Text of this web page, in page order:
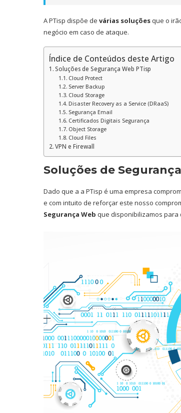
A PTisp dispõe de várias soluçõesque o
negócio em caso de ataque.
Índice de Conteúdos deste Artigo
Soluções de Segurança Web PTisp
Cloud Protect
Server Backup
Cloud Storage
Disaster Recovery as a Service (DRaaS)
Segurança Email
Certificados Digitais Segurança
Object Storage
Cloud Files
VPN e Firewall
Soluções de
Dado que a a PTisp é uma empresa
e com intuito de reforçar este nosso
Segurança Web que disponibilizamos para